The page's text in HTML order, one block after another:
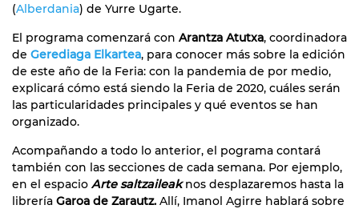
(Alberdania) de Yurre Ugarte.
El programa comenzará con Arantza Atutxa, coordinadora
de Gerediaga Elkartea, para conocer más sobre la edición
de este año de la Feria: con la pandemia de por medio,
explicará cómo está siendo la Feria de 2020, cuáles serán
las particularidades principales y qué eventos se han
organizado.
Acompañando a todo lo anterior, el pograma contará
también con las secciones de cada semana. Por ejemplo,
en el espacio Arte saltzaileak nos desplazaremos hasta la
librería Garoa de Zarautz. Allí, Imanol Agirre hablará sobre